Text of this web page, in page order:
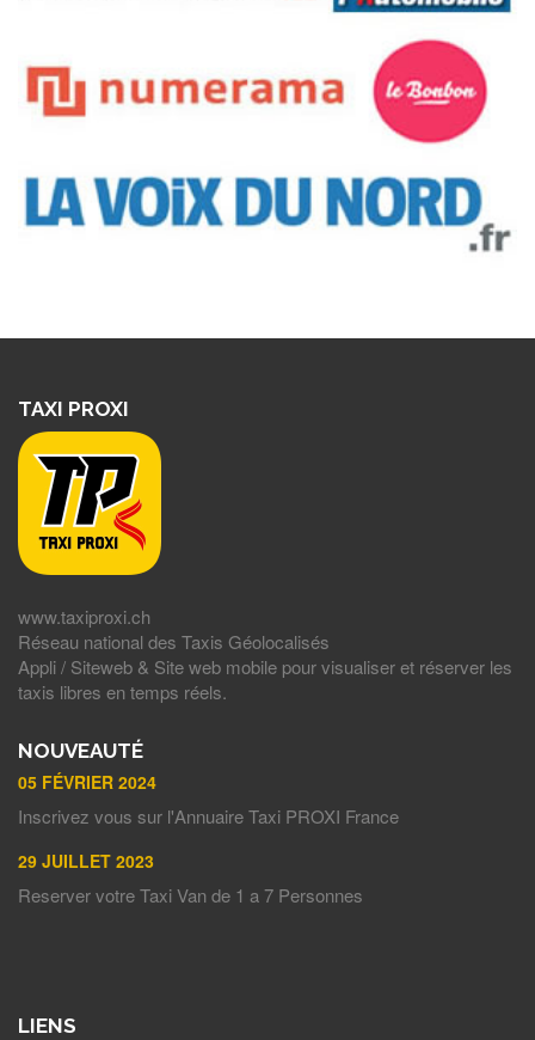
TAXI PROXI
www.taxiproxi.ch
Réseau national des Taxis Géolocalisés
Appli / Siteweb & Site web mobile pour visualiser et réserver les
taxis libres en temps réels.
NOUVEAUTÉ
05 FÉVRIER 2024
Inscrivez vous sur l'Annuaire Taxi PROXI France
29 JUILLET 2023
Reserver votre Taxi Van de 1 a 7 Personnes
LIENS